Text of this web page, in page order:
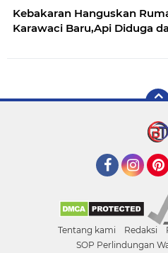
Kebakaran Hanguskan
Tentang kami Redaksi
SOP Perlindungan